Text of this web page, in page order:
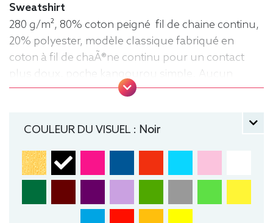
Sweatshirt
280 g/m², 80% coton peigné fil de chaine continu,
20% polyester, modèle classique fabriqué en
coton à fil de chaÃ®ne continu pour un contact
plus doux, poche kangourou simple. Aucun
cordon de serrage sur les modèles enfants. .
140 (9-10 ans), 152 (11-12 ans) manche longue,
COULEUR DU VISUEL : Noir